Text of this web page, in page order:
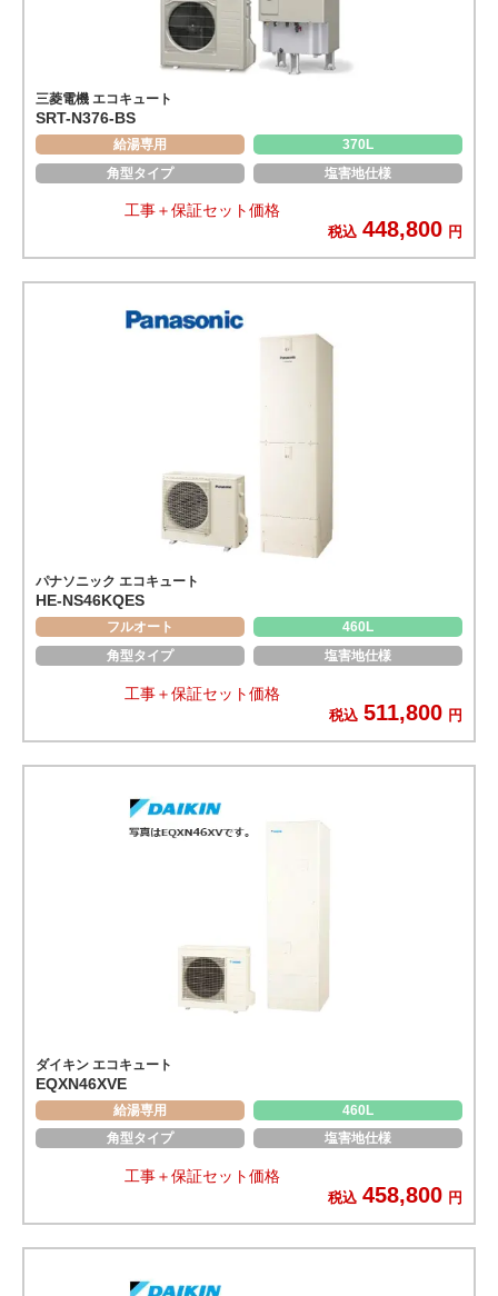
三菱電機 エコキュート
SRT-N376-BS
給湯専用
370L
角型タイプ
塩害地仕様
工事＋保証セット価格
税込 448,800 円
パナソニック エコキュート
HE-NS46KQES
フルオート
460L
角型タイプ
塩害地仕様
工事＋保証セット価格
税込 511,800 円
ダイキン エコキュート
EQXN46XVE
給湯専用
460L
角型タイプ
塩害地仕様
工事＋保証セット価格
税込 458,800 円